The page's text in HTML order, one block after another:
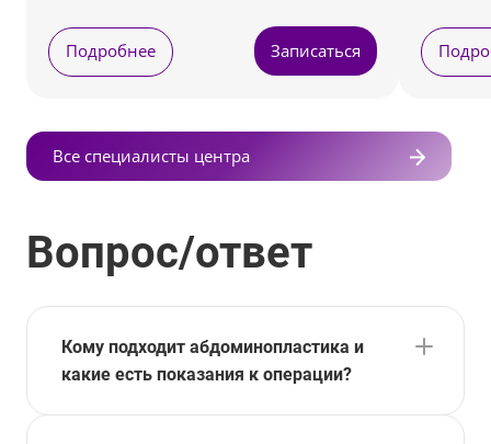
Подробнее Записаться
Все специалисты центра
Вопрос/ответ
Кому подходит абдоминопластика и
какие есть показания к операции?